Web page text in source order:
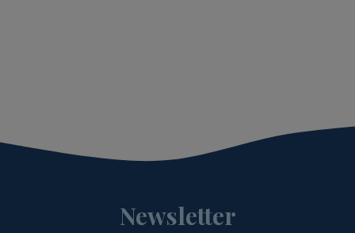
Newsletter